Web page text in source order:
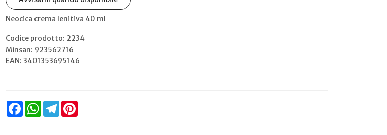
Neocica crema lenitiva 40 ml
Codice prodotto: 2234
Minsan: 923562716
EAN: 3401353695146
FacebookWhatsAppTelegram